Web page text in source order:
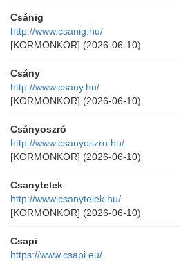
Csánig
http://www.csanig.hu/
[KORMONKOR] (2026-06-10)
Csány
http://www.csany.hu/
[KORMONKOR] (2026-06-10)
Csányoszró
http://www.csanyoszro.hu/
[KORMONKOR] (2026-06-10)
Csanytelek
http://www.csanytelek.hu/
[KORMONKOR] (2026-06-10)
Csapi
https://www.csapi.eu/